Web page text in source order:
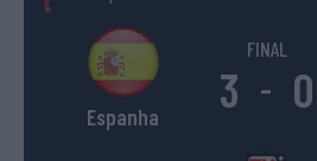
Espanha
FINAL
3 - 0